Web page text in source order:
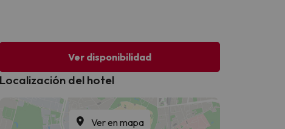
Ver disponibilidad
Localización del hotel
Ver en mapa